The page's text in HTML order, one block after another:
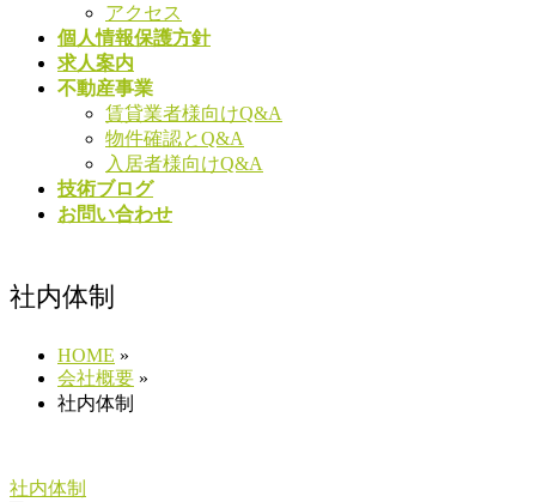
アクセス
個人情報保護方針
求人案内
不動産事業
賃貸業者様向けQ&A
物件確認とQ&A
入居者様向けQ&A
技術ブログ
お問い合わせ
社内体制
HOME »
会社概要 »
社内体制
社内体制